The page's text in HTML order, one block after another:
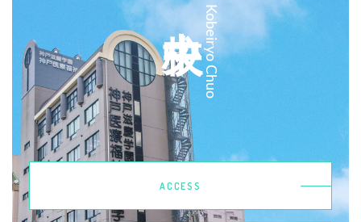
Kobeiryo Chuo
ACCESS